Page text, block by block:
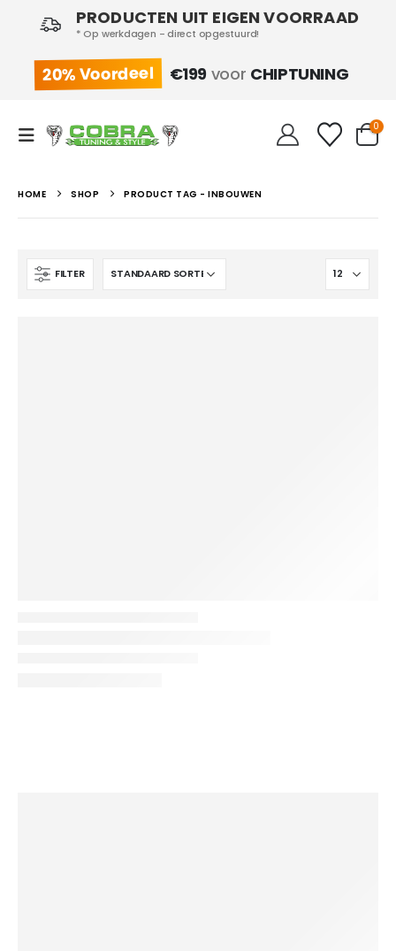
PRODUCTEN UIT EIGEN VOORRAAD
* Op werkdagen - direct opgestuurd!
20% Voordeel €199 voor CHIPTUNING
0
HOME SHOP PRODUCT TAG - INBOUWEN
FILTER